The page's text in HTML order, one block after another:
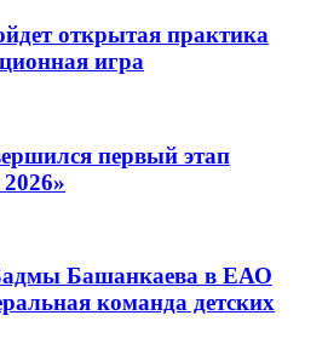
открытая практика
игра
первый этап
Башанкаева в ЕАО
команда детских